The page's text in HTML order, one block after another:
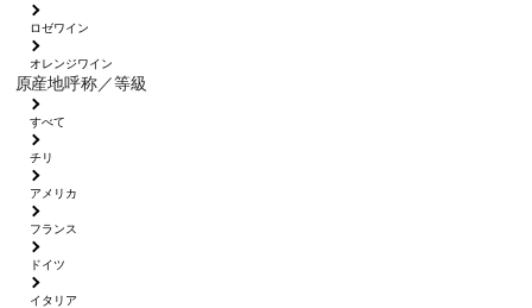
ロゼワイン
オレンジワイン
原産地呼称／等級
すべて
チリ
アメリカ
フランス
ドイツ
イタリア